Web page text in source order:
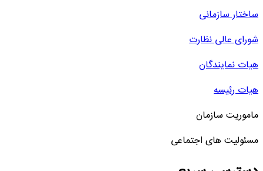
ساختار سازمانی
شورای عالی نظارت
هیات نمایندگان
هیات رئیسه
ماموریت سازمان
مسئولیت های اجتماعی